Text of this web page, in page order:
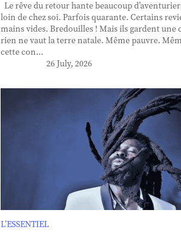
Le rêve du retour hante beaucoup
loin de chez soi. Parfois quarante. Certains
mains vides. Bredouilles ! Mais ils gardent une
rien ne vaut la terre natale. Même pauvre.
cette con...
26 July, 2026
L’ESSENTIEL